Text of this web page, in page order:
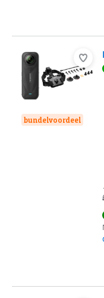
bundelvoordeel
Beoordeling is 9,4 van de